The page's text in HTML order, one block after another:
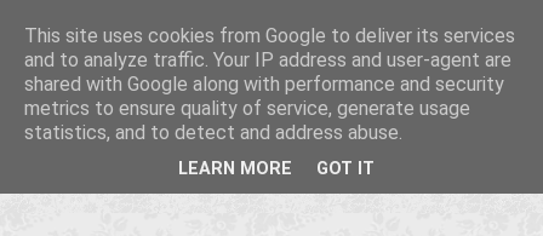
This site uses cookies from Google to deliver its services
and to analyze traffic. Your IP address and user-agent are
shared with Google along with performance and security
metrics to ensure quality of service, generate usage
statistics, and to detect and address abuse.
LEARN MORE GOT IT